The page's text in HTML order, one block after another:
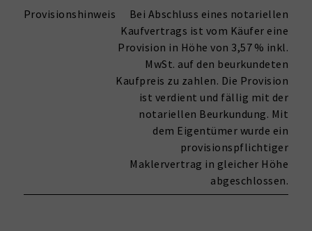
Provisionshinweis
Bei Abschluss eines notariellen
Kaufvertrags ist vom Käufer eine
Provision in Höhe von 3,57 % inkl.
MwSt. auf den beurkundeten
Kaufpreis zu zahlen. Die Provision
ist verdient und fällig mit der
notariellen Beurkundung. Mit
dem Eigentümer wurde ein
provisionspflichtiger
Maklervertrag in gleicher Höhe
abgeschlossen.